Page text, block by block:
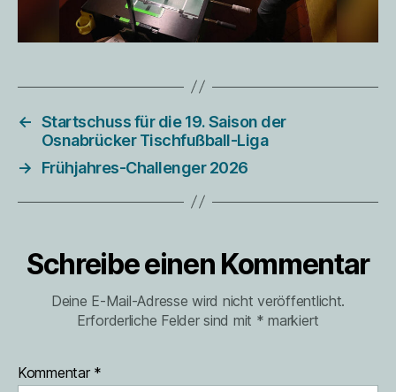
← Startschuss für die 19. Saison der
Osnabrücker Tischfußball-Liga
→
Frühjahres-Challenger 2026
Schreibe einen Kommentar
Deine E-Mail-Adresse wird nicht veröffentlicht.
Erforderliche Felder sind mit * markiert
Kommentar *